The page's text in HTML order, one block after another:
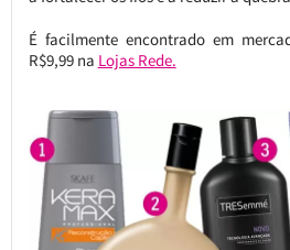
É facilmente encontrado em
R$9,99 na Lojas Rede.